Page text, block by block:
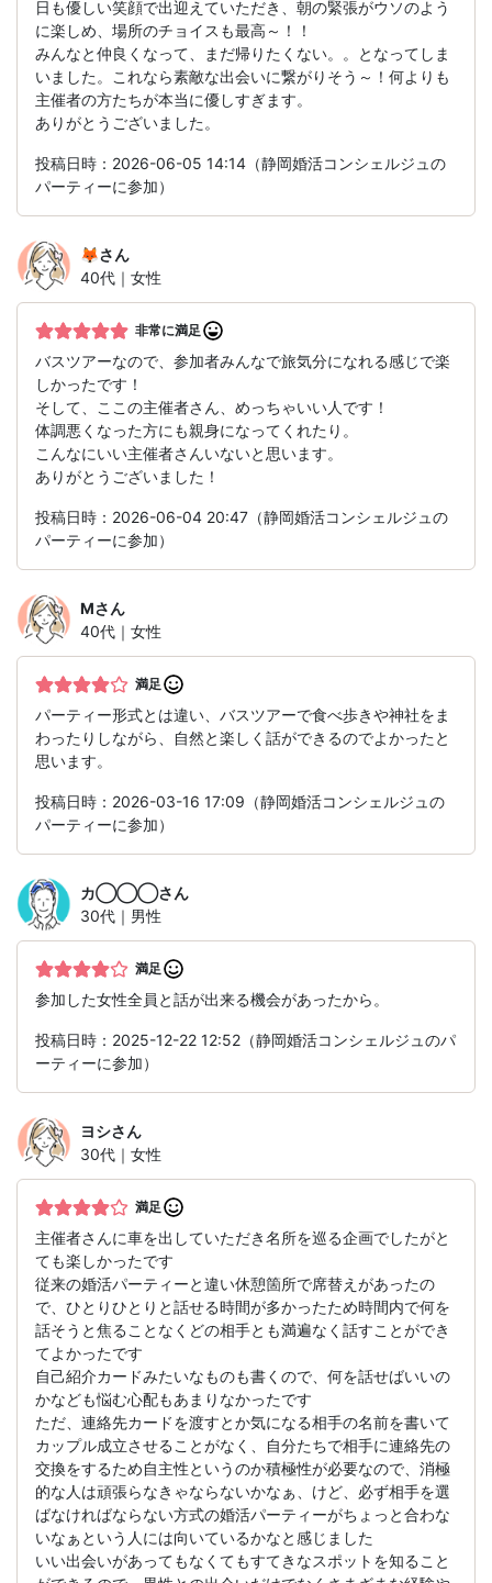
日も優しい笑顔で出迎えていただき、朝の緊張がウソのよう
に楽しめ、場所のチョイスも最高～！！
みんなと仲良くなって、まだ帰りたくない。。となってしま
いました。これなら素敵な出会いに繋がりそう～！何よりも
主催者の方たちが本当に優しすぎます。
ありがとうございました。
投稿日時：2026-06-05 14:14（静岡婚活コンシェルジュの
パーティーに参加）
🦊さん
40代｜女性
非常に満足
バスツアーなので、参加者みんなで旅気分になれる感じで楽
しかったです！
そして、ここの主催者さん、めっちゃいい人です！
体調悪くなった方にも親身になってくれたり。
こんなにいい主催者さんいないと思います。
ありがとうございました！
投稿日時：2026-06-04 20:47（静岡婚活コンシェルジュの
パーティーに参加）
Mさん
40代｜女性
満足
パーティー形式とは違い、バスツアーで食べ歩きや神社をま
わったりしながら、自然と楽しく話ができるのでよかったと
思います。
投稿日時：2026-03-16 17:09（静岡婚活コンシェルジュの
パーティーに参加）
カ◯◯◯さん
30代｜男性
満足
参加した女性全員と話が出来る機会があったから。
投稿日時：2025-12-22 12:52（静岡婚活コンシェルジュのパ
ーティーに参加）
ヨシさん
30代｜女性
満足
主催者さんに車を出していただき名所を巡る企画でしたがと
ても楽しかったです
従来の婚活パーティーと違い休憩箇所で席替えがあったの
で、ひとりひとりと話せる時間が多かったため時間内で何を
話そうと焦ることなくどの相手とも満遍なく話すことができ
てよかったです
自己紹介カードみたいなものも書くので、何を話せばいいの
かなども悩む心配もあまりなかったです
ただ、連絡先カードを渡すとか気になる相手の名前を書いて
カップル成立させることがなく、自分たちで相手に連絡先の
交換をするため自主性というのか積極性が必要なので、消極
的な人は頑張らなきゃならないかなぁ、けど、必ず相手を選
ばなければならない方式の婚活パーティーがちょっと合わな
いなぁという人には向いているかなと感じました
いい出会いがあってもなくてもすてきなスポットを知ること